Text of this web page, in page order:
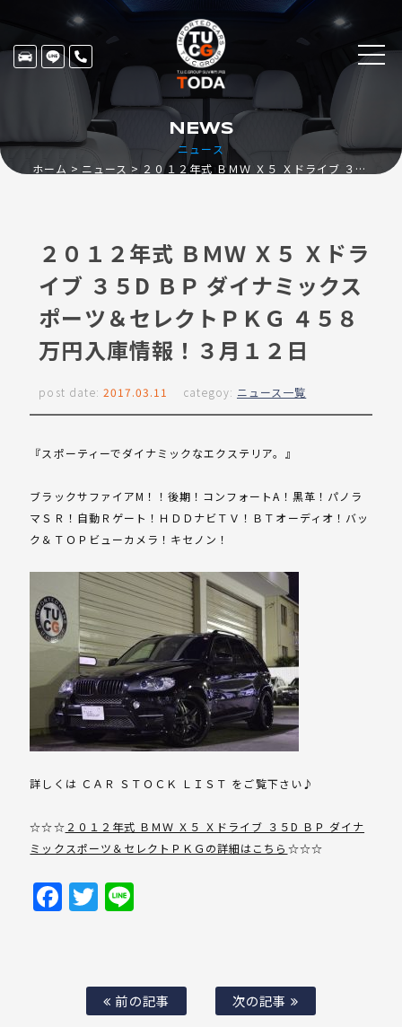
ニュース
NEWS
ホーム ニュース ２０１２年式 ＢＭＷ Ｘ５ Ｘドライブ ３５D ＢＰ ダイナミックスポーツ＆セレクトＰＫＧ ４５８万円入庫情報！３月１２日
２０１２年式 ＢＭＷ Ｘ５ Ｘドラ
イブ ３５D ＢＰ ダイナミックス
ポーツ＆セレクトＰＫＧ ４５８
万円入庫情報！３月１２日
post date: 2017.03.11 categoy: ニュース一覧
『スポーティーでダイナミックなエクステリア。』
ブラックサファイアM！！後期！コンフォートA！黒革！パノラ
マＳＲ！自動Ｒゲート！ＨＤＤナビＴＶ！ＢＴオーディオ！バッ
ク＆ＴＯＰビューカメラ！キセノン！
詳しくは ＣＡＲ ＳＴＯＣＫ ＬＩＳＴ をご覧下さい♪
☆☆☆ ２０１２年式 ＢＭＷ Ｘ５ Ｘドライブ ３５D ＢＰ ダイナ
ミックスポーツ＆セレクトＰＫＧの詳細はこちら ☆☆☆
Facebook
Twitter
前の記事 次の記事